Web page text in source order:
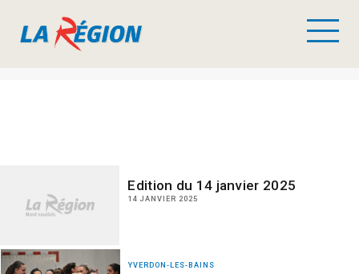
Edition du 14 janvier 2025
14 JANVIER 2025
YVERDON-LES-BAINS